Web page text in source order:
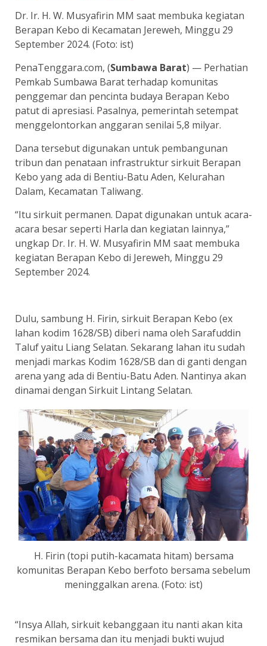
Dr. Ir. H. W. Musyafirin MM saat membuka kegiatan
Berapan Kebo di Kecamatan Jereweh, Minggu 29
September 2024. (Foto: ist)
PenaTenggara.com, (Sumbawa Barat) — Perhatian
Pemkab Sumbawa Barat terhadap komunitas
penggemar dan pencinta budaya Berapan Kebo
patut di apresiasi. Pasalnya, pemerintah setempat
menggelontorkan anggaran senilai 5,8 milyar.
Dana tersebut digunakan untuk pembangunan
tribun dan penataan infrastruktur sirkuit Berapan
Kebo yang ada di Bentiu-Batu Aden, Kelurahan
Dalam, Kecamatan Taliwang.
“Itu sirkuit permanen. Dapat digunakan untuk acara-
acara besar seperti Harla dan kegiatan lainnya,”
ungkap Dr. Ir. H. W. Musyafirin MM saat membuka
kegiatan Berapan Kebo di Jereweh, Minggu 29
September 2024.
Dulu, sambung H. Firin, sirkuit Berapan Kebo (ex
lahan kodim 1628/SB) diberi nama oleh Sarafuddin
Taluf yaitu Liang Selatan. Sekarang lahan itu sudah
menjadi markas Kodim 1628/SB dan di ganti dengan
arena yang ada di Bentiu-Batu Aden. Nantinya akan
dinamai dengan Sirkuit Lintang Selatan.
H. Firin (topi putih-kacamata hitam) bersama
komunitas Berapan Kebo berfoto bersama sebelum
meninggalkan arena. (Foto: ist)
“Insya Allah, sirkuit kebanggaan itu nanti akan kita
resmikan bersama dan itu menjadi bukti wujud